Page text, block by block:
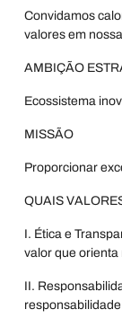
Convidamos
valores em
AMBIÇÃO
Ecossistema
MISSÃO
Proporcionar
QUAIS
I. Ética e
valor que orienta
II.